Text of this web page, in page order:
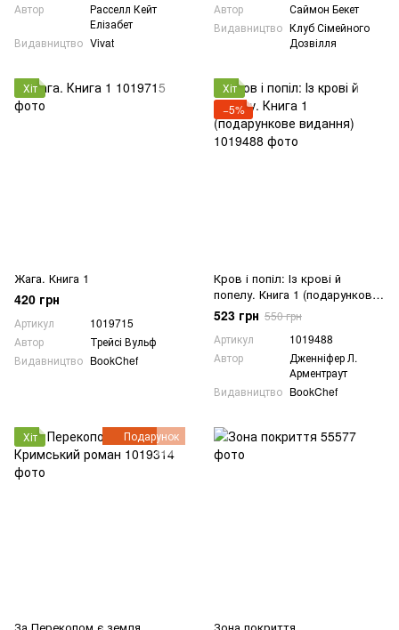
Автор
Расселл Кейт
Елізабет
Видавництво Vivat
Автор
Саймон Бекет
Видавництво Клуб Сімейного
Дозвілля
Хіт
Жага. Книга 1
420 грн
Артикул
1019715
Автор
Трейсі Вульф
Видавництво BookChef
Хіт
−5%
Кров і попіл: Із крові й
попелу. Книга 1 (подарункове
видання)
523 грн 550 грн
Артикул
1019488
Автор
Дженніфер Л.
Арментраут
Видавництво BookChef
Подарунок
Хіт